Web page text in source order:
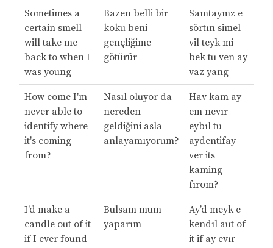
Sometimes a
certain smell
will take me
back to when I
was young
Bazen belli bir
koku beni
gençliğime
götürür
Samtaymz e
sörtın simel
vil teyk mi
bek tu ven ay
vaz yang
How come I'm
never able to
identify where
it's coming
from?
Nasıl oluyor da
nereden
geldiğini asla
anlayamıyorum?
Hav kam ay
em nevır
eybıl tu
aydentifay
ver its
kaming
fırom?
I'd make a
candle out of it
if I ever found
Bulsam mum
yaparım
Ay’d meyk e
kendıl aut of
it if ay evır